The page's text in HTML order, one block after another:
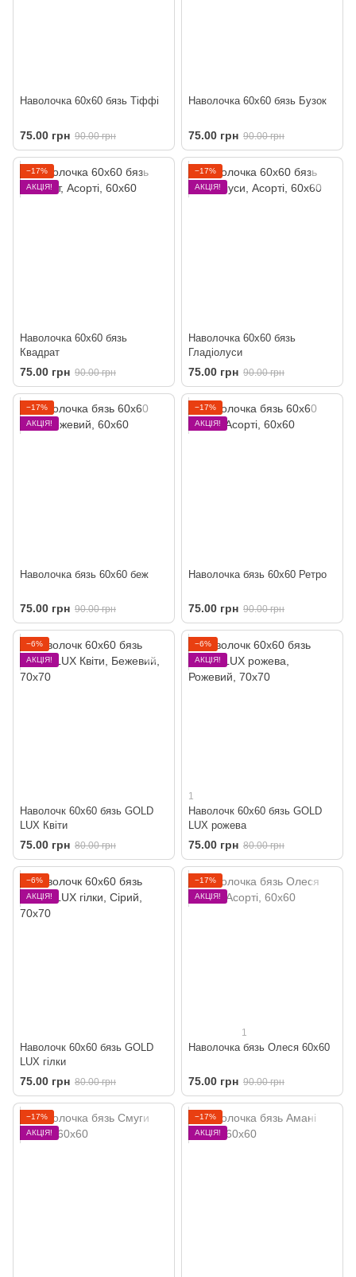
Наволочка 60х60 бязь Тіффі
75.00 грн 90.00 грн
Наволочка 60х60 бязь Бузок
75.00 грн 90.00 грн
−17%
АКЦІЯ!
Наволочка 60х60 бязь
Квадрат
75.00 грн 90.00 грн
−17%
АКЦІЯ!
Наволочка 60х60 бязь
Гладіолуси
75.00 грн 90.00 грн
−17%
АКЦІЯ!
Наволочка бязь 60х60 беж
75.00 грн 90.00 грн
−17%
АКЦІЯ!
Наволочка бязь 60х60 Ретро
75.00 грн 90.00 грн
−6%
АКЦІЯ!
Наволочк 60х60 бязь GOLD
LUX Квіти
75.00 грн 80.00 грн
−6%
АКЦІЯ!
1
Наволочк 60х60 бязь GOLD
LUX рожева
75.00 грн 80.00 грн
−6%
АКЦІЯ!
Наволочк 60х60 бязь GOLD
LUX гілки
75.00 грн 80.00 грн
−17%
АКЦІЯ!
1
Наволочка бязь Олеся 60х60
75.00 грн 90.00 грн
−17%
АКЦІЯ!
−17%
АКЦІЯ!